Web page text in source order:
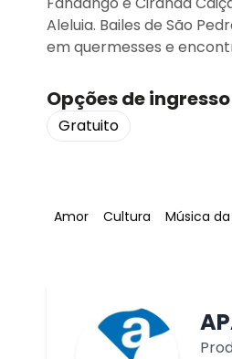
Aleluia. Bailes de São
em quermesses e
Opções de ingresso
Gratuito
Tag:
Amor Tag:
Cultura Tag:
Música da